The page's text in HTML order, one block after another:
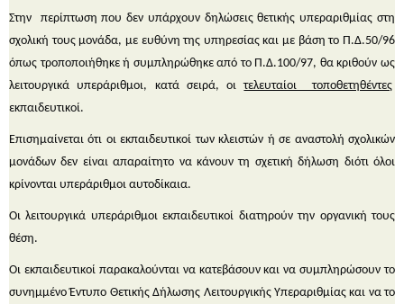
Στην περίπτωση που δεν υπάρχουν δηλώσεις θετικής υπεραριθμίας στη
σχολική τους μονάδα, με ευθύνη της υπηρεσίας και με βάση το Π.Δ.50/96
όπως τροποποιήθηκε ή συμπληρώθηκε από το Π.Δ.100/97, θα κριθούν ως
λειτουργικά υπεράριθμοι, κατά σειρά, οιτελευταίοι τοποθετηθέντες
εκπαιδευτικοί.
Επισημαίνεται ότι οι εκπαιδευτικοί των κλειστών ή σε αναστολή σχολικών
μονάδων δεν είναι απαραίτητο να κάνουν τη σχετική δήλωση διότι όλοι
κρίνονται υπεράριθμοι αυτοδίκαια.
Οι λειτουργικά υπεράριθμοι εκπαιδευτικοί διατηρούν την οργανική τους
θέση.
Οι εκπαιδευτικοί παρακαλούνται να κατεβάσουν και να συμπληρώσουν το
συνημμένο Έντυπο Θετικής Δήλωσης ΛειτουργικήςΥπεραριθμίας και να το